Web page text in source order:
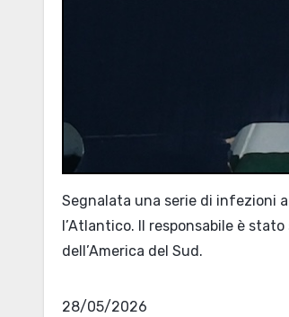
Segnalata una serie di infezioni
l’Atlantico. Il responsabile è
dell’America del Sud.
28/05/2026